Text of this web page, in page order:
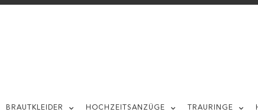
BRAUTKLEIDER HOCHZEITSANZÜGE TRAURINGE